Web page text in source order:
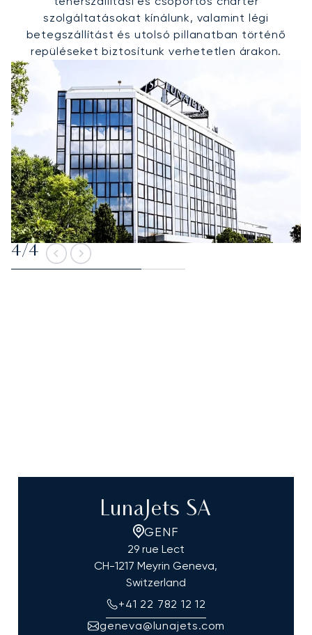
szolgáltatásokat kínálunk, valamint légi
betegszállítást és utolsó pillanatban történő
repüléseket biztosítunk verhetetlen árakon.
4/4
LunaJets SA
GENF
29 rue Lect
CH-1217 Meyrin Geneva,
Switzerland
+41 22 782 12 12
geneva@lunajets.com